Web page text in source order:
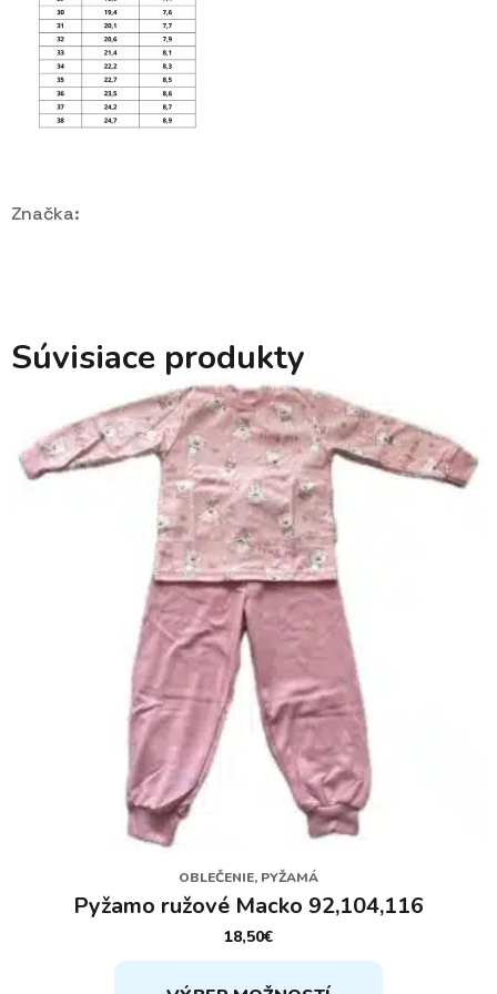
Značka:
Súvisiace produkty
OBLEČENIE, PYŽAMÁ
Pyžamo ružové Macko 92,104,116
18,50€
Tento